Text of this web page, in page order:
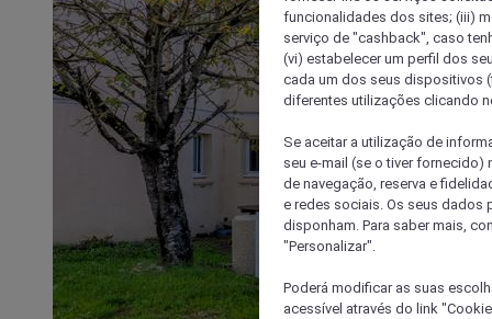
funcionalidades dos sites; (iii)
serviço de "cashback", caso
(vi) estabelecer um perfil dos
cada um dos seus dispositivos
diferentes utilizações clicando
Se aceitar a utilização de
seu e-mail (se o tiver
de navegação, reserva e
e redes sociais. Os seus dados
disponham. Para saber mais,
"Personalizar".
Poderá modificar as suas
acessível através do link